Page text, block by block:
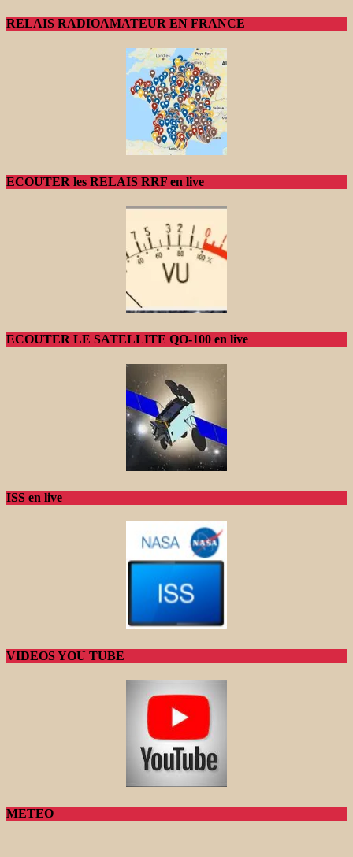
RELAIS RADIOAMATEUR EN FRANCE
ECOUTER les RELAIS RRF en live
ECOUTER LE SATELLITE QO-100 en live
ISS en live
VIDEOS YOU TUBE
METEO